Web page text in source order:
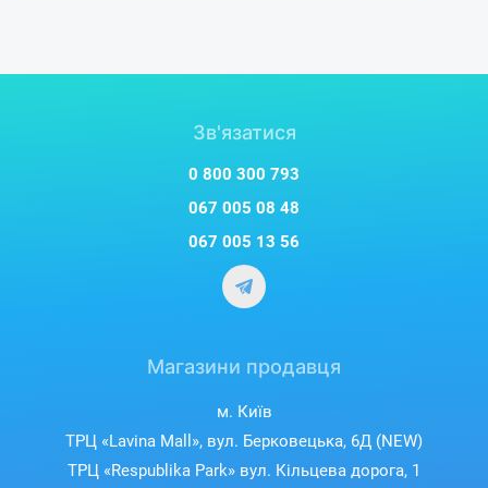
Зв'язатися
0 800 300 793
067 005 08 48
067 005 13 56
Магазини продавця
м. Київ
ТРЦ «Lavina Mall», вул. Берковецька, 6Д (NEW)
ТРЦ «Respublika Park» вул. Кільцева дорога, 1